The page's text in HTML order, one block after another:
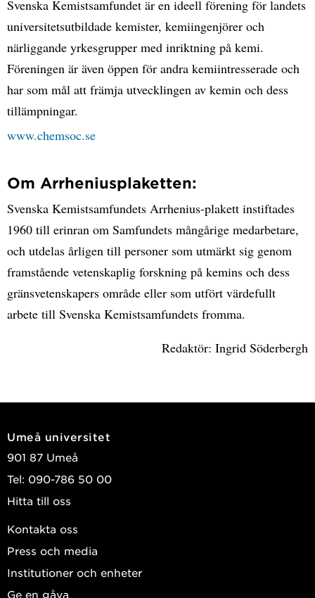
Svenska Kemistsamfundet är en ideell förening för landets
universitetsutbildade kemister, kemiingenjörer och
närliggande yrkesgrupper med inriktning på kemi.
Föreningen är även öppen för andra kemiintresserade och
har som mål att främja utvecklingen av kemin och dess
tillämpningar.
www.chemsoc.se
Om Arrheniusplaketten:
Svenska Kemistsamfundets Arrhenius-plakett instiftades
1960 till erinran om Samfundets mångårige medarbetare,
och utdelas årligen till personer som utmärkt sig genom
framstående vetenskaplig forskning på kemins och dess
gränsvetenskapers område eller som utfört värdefullt
arbete till Svenska Kemistsamfundets fromma.
Redaktör: Ingrid Söderbergh
Umeå universitet
901 87 Umeå
Tel: 090-786 50 00
Hitta till oss
Kontakta oss
Press och media
Institutioner och enheter
Ge en gåva